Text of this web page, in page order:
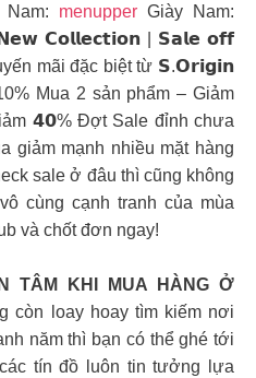
menupperGiày Nam:
𝗖𝗼𝗹𝗹𝗲𝗰𝘁𝗶𝗼𝗻 | 𝗦𝗮𝗹𝗲 𝗼𝗳𝗳
mãi đặc biệt từ 𝗦.𝗢𝗿𝗶𝗴𝗶𝗻
Mua 2 sản phẩm – Giảm
𝟰𝟬% Đợt Sale đỉnh chưa
giảm mạnh nhiều mặt hàng
sale ở đâu thì cũng không
cùng cạnh tranh của mùa
và chốt đơn ngay!
TÂM KHI MUA HÀNG Ở
còn loay hoay tìm kiếm nơi
năm thì bạn có thể ghé tới
tín đồ luôn tin tưởng lựa